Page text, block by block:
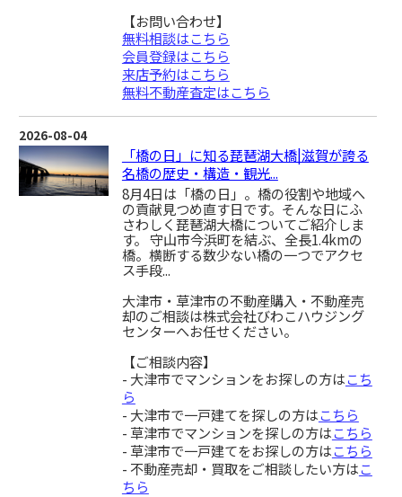
【お問い合わせ】
無料相談はこちら
会員登録はこちら
来店予約はこちら
無料不動産査定はこちら
2026-08-04
「橋の日」に知る琵琶湖大橋|滋賀が誇る
名橋の歴史・構造・観光...
8月4日は「橋の日」。橋の役割や地域へ
の貢献見つめ直す日です。そんな日にふ
さわしく琵琶湖大橋についてご紹介しま
す。 守山市今浜町を結ぶ、全長1.4kmの
橋。横断する数少ない橋の一つでアクセ
ス手段...
大津市・草津市の不動産購入・不動産売
却のご相談は株式会社びわこハウジング
センターへお任せください。
【ご相談内容】
- 大津市でマンションをお探しの方はこち
ら
- 大津市で一戸建てを探しの方はこちら
- 草津市でマンションを探しの方はこちら
- 草津市で一戸建てをお探しの方はこちら
- 不動産売却・買取をご相談したい方はこ
ちら